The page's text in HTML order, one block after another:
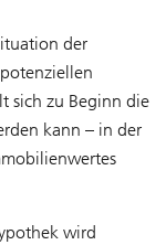
der
sich zu Beginn die
kann – in der
wird